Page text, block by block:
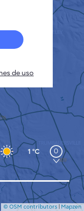
de contaminación
1 °C 0
© OSM contributors | Mapzen
de uso